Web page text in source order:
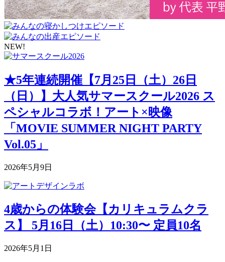
NEW!
★5年連続開催【7月25日（土）26日
（日）】大人気サマースクール2026 ス
ペシャルコラボ！アート×映像
「MOVIE SUMMER NIGHT PARTY
Vol.05」
2026年5月9日
4歳からの体験会【カリキュラムクラ
ス】 5月16日（土）10:30〜 定員10名
2026年5月1日